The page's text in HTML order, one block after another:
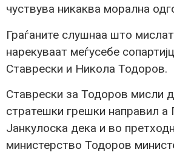
чуствува никаква морална
Граѓаните слушнаа што
нарекуваат меѓусебе
Ставрески и Никола Тодоров.
Ставрески за Тодоров мисли
стратешки грешки направил а
Јанкулоска дека и во
министерство Тодоров